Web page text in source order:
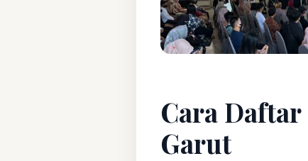
Cara Daftar
Garut